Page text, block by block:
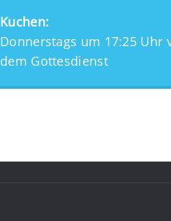
Kuchen:
Donnerstags um 17:25 Uhr
dem Gottesdienst